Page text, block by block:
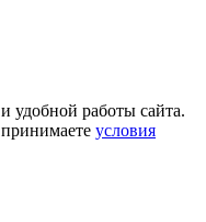
удобной работы сайта.
условия